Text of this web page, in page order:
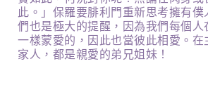
此。」保羅要腓利門重新思考擁有
們也是極大的提醒，因為我們每個人
一樣蒙愛的，因此也當彼此相愛。在
家人，都是親愛的弟兄姐妹！